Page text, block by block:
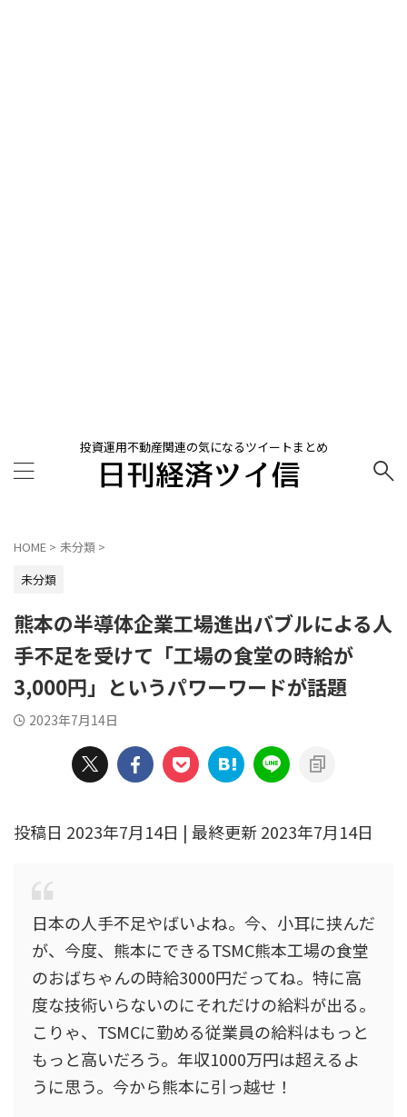
投資運用不動産関連の気になるツイートまとめ
HOME > 未分類 >
未分類
熊本の半導体企業工場進出バブルによる人
手不足を受けて「工場の食堂の時給が
3,000円」というパワーワードが話題
2023年7月14日
投稿日 2023年7月14日 | 最終更新 2023年7月14日
日本の人手不足やばいよね。今、小耳に挟んだ
が、今度、熊本にできるTSMC熊本工場の食堂
のおばちゃんの時給3000円だってね。特に高
度な技術いらないのにそれだけの給料が出る。
こりゃ、TSMCに勤める従業員の給料はもっと
もっと高いだろう。年収1000万円は超えるよ
うに思う。今から熊本に引っ越せ！